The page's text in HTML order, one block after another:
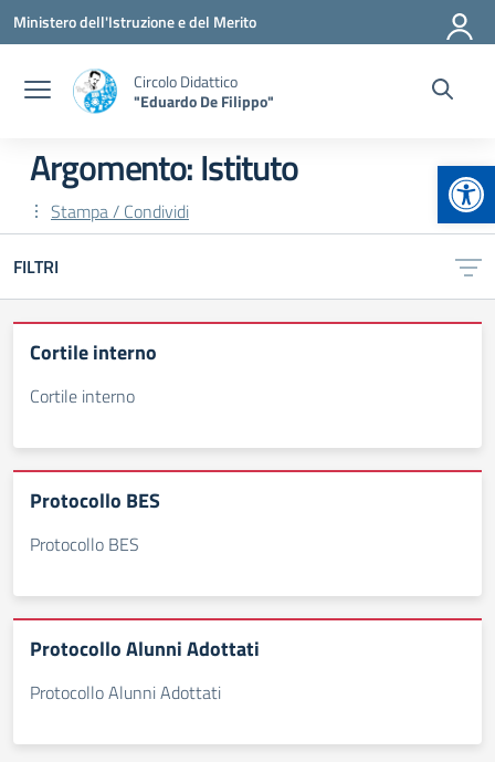
Vai ai contenuti
Vai al menu di navigazione
Vai al footer
Ministero dell'Istruzione e del Merito
Circolo Didattico
"Eduardo De Filippo"
Argomento: Istituto
Stampa / Condividi
FILTRI
Cortile interno
Cortile interno
Protocollo BES
Protocollo BES
Protocollo Alunni Adottati
Protocollo Alunni Adottati